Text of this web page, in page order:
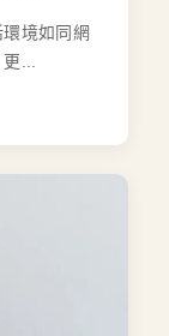
境如同網
...